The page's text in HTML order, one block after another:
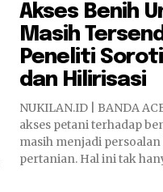
Akses Benih
Masih
Peneliti
dan Hilirisasi
NUKILAN.ID | BANDA
akses petani terhadap
masih menjadi
pertanian. Hal ini tak